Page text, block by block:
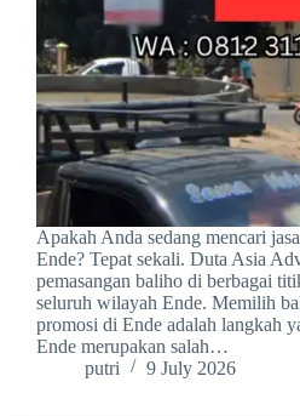
Apakah Anda sedang mencari
Ende? Tepat sekali. Duta Asia
pemasangan baliho di berbagai
seluruh wilayah Ende. Memilih
promosi di Ende adalah langkah
Ende merupakan salah…
putri
9 July 2026